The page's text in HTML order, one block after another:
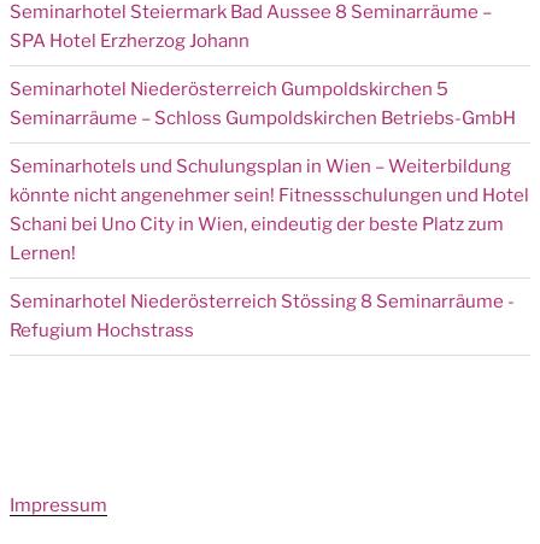
Seminarhotel Steiermark Bad Aussee 8 Seminarräume –
SPA Hotel Erzherzog Johann
Seminarhotel Niederösterreich Gumpoldskirchen 5
Seminarräume – Schloss Gumpoldskirchen Betriebs-GmbH
Seminarhotels und Schulungsplan in Wien – Weiterbildung
könnte nicht angenehmer sein! Fitnessschulungen und Hotel
Schani bei Uno City in Wien, eindeutig der beste Platz zum
Lernen!
Seminarhotel Niederösterreich Stössing 8 Seminarräume -
Refugium Hochstrass
Impressum